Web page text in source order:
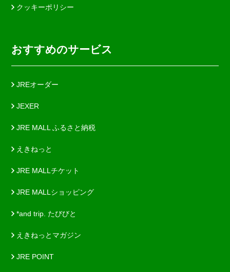
クッキーポリシー
おすすめのサービス
JREオーダー
JEXER
JRE MALL ふるさと納税
えきねっと
JRE MALLチケット
JRE MALLショッピング
*and trip. たびびと
えきねっとマガジン
JRE POINT